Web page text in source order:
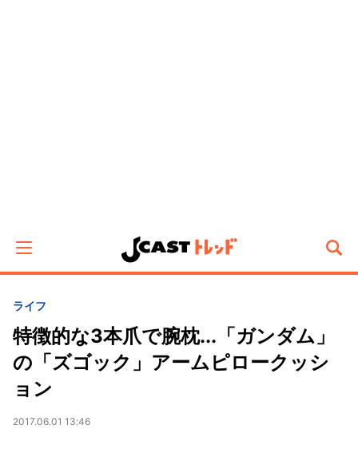
ライフ
特徴的な3本爪で腕枕...「ガンダム」
の「ズゴック」アームピロークッシ
ョン
2017.06.01 13:46